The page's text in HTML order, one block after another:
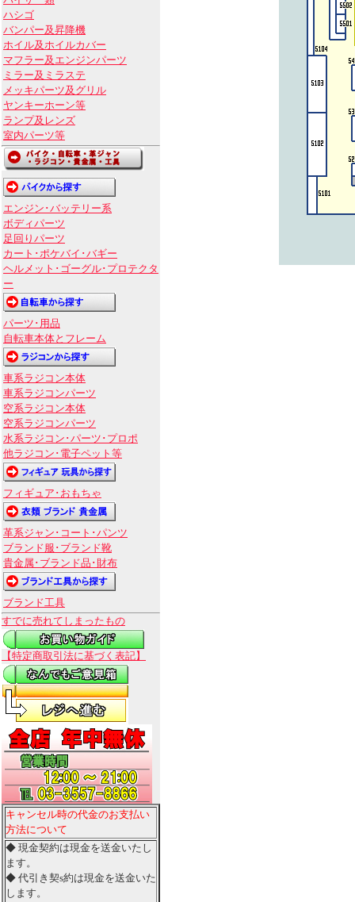
ハシゴ
バンパー及昇降機
ホイル及ホイルカバー
マフラー及エンジンパーツ
ミラー及ミラステ
メッキパーツ及グリル
ヤンキーホーン等
ランプ及レンズ
室内パーツ等
エンジン･バッテリー系
ボディパーツ
足回りパーツ
カート･ポケバイ･バギー
ヘルメット･ゴーグル･プロテクタ
ー
パーツ･用品
自転車本体とフレーム
車系ラジコン本体
車系ラジコンパーツ
空系ラジコン本体
空系ラジコンパーツ
水系ラジコン･パーツ･プロポ
他ラジコン･電子ペット等
フィギュア･おもちゃ
革系ジャン･コート･パンツ
ブランド服･ブランド靴
貴金属･ブランド品･財布
ブランド工具
すでに売れてしまったもの
【特定商取引法に基づく表記】
キャンセル時の代金のお支払い
方法について
◆ 現金契約は現金を送金いたし
ます。
◆ 代引き契s約は現金を送金いた
します。